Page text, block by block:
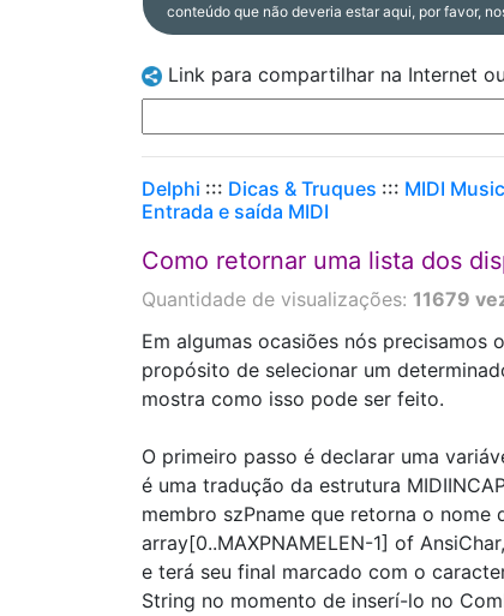
conteúdo que não deveria estar aqui, por favor,
Link para compartilhar na Internet
Delphi ::: Dicas & Truques ::: MIDI
Entrada e saída MIDI
Como retornar uma lista dos
Quantidade de visualizações: 11679
Em algumas ocasiões nós
propósito de selecionar um
mostra como isso pode ser feito.
O primeiro passo é declarar uma
é uma tradução da estrutura
membro szPname que retorna o
array[0..MAXPNAMELEN-1] of
e terá seu final marcado com o
String no momento de inserí-lo no